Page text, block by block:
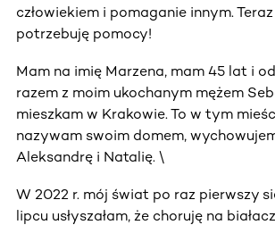
człowiekiem i pomaganie innym.
potrzebuję pomocy!
Mam na imię Marzena, mam 45 lat i
razem z moim ukochanym mężem
mieszkam w Krakowie. To w tym
nazywam swoim domem,
Aleksandrę i Natalię. \
W 2022 r. mój świat po raz pierwszy
lipcu usłyszałam, że choruję na